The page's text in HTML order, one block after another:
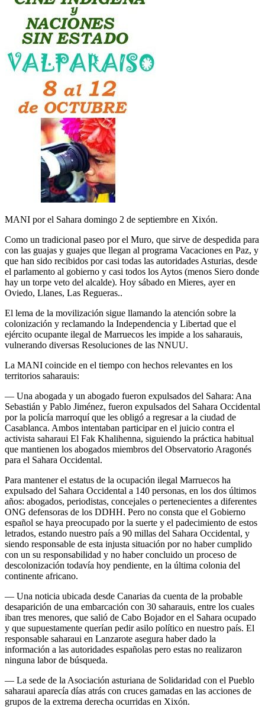
MANI por el Sahara domingo 2 de septiembre en Xixón.
Como un tradicional paseo por el Muro, que sirve de despedida para
con las guajas y guajes que llegan al programa Vacaciones en Paz, y
que han sido recibidos por casi todas las autoridades Asturias, desde
el parlamento al gobierno y casi todos los Aytos (menos Siero donde
hay un torpe veto del alcalde). Hoy sábado en Mieres, ayer en
Oviedo, Llanes, Las Regueras..
El lema de la movilización sigue llamando la atención sobre la
colonización y reclamando la Independencia y Libertad que el
ejército ocupante ilegal de Marruecos les impide a los saharauis,
vulnerando diversas Resoluciones de las NNUU.
La MANI coincide en el tiempo con hechos relevantes en los
territorios saharauis:
— Una abogada y un abogado fueron expulsados del Sahara: Ana
Sebastián y Pablo Jiménez, fueron expulsados del Sahara Occidental
por la policía marroquí que les obligó a regresar a la ciudad de
Casablanca. Ambos intentaban participar en el juicio contra el
activista saharaui El Fak Khalihenna, siguiendo la práctica habitual
que mantienen los abogados miembros del Observatorio Aragonés
para el Sahara Occidental.
Para mantener el estatus de la ocupación ilegal Marruecos ha
expulsado del Sahara Occidental a 140 personas, en los dos últimos
años: abogados, periodistas, concejales o pertenecientes a diferentes
ONG defensoras de los DDHH. Pero no consta que el Gobierno
español se haya preocupado por la suerte y el padecimiento de estos
letrados, estando nuestro país a 90 millas del Sahara Occidental, y
siendo responsable de esta injusta situación por no haber cumplido
con un su responsabilidad y no haber concluido un proceso de
descolonización todavía hoy pendiente, en la última colonia del
continente africano.
— Una noticia ubicada desde Canarias da cuenta de la probable
desaparición de una embarcación con 30 saharauis, entre los cuales
iban tres menores, que salió de Cabo Bojador en el Sahara ocupado
y que supuestamente querían pedir asilo político en nuestro país. El
responsable saharaui en Lanzarote asegura haber dado la
información a las autoridades españolas pero estas no realizaron
ninguna labor de búsqueda.
— La sede de la Asociación asturiana de Solidaridad con el Pueblo
saharaui aparecía días atrás con cruces gamadas en las acciones de
grupos de la extrema derecha ocurridas en Xixón.